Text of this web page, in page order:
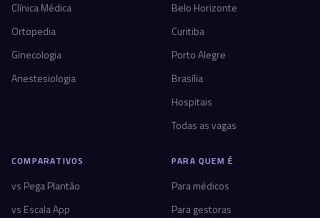
Clínica Médica
Ortopedia
Ginecologia
Anestesiologia
Belo Horizonte
Curitiba
Porto Alegre
Brasília
Hospitais
Todas as vagas
COMPARATIVOS
vs Pega Plantão
vs Escala App
PARA QUEM É
Para médicos
Para gestoras